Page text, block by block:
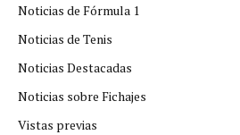
Noticias de Fórmula 1
Noticias de Tenis
Noticias Destacadas
Noticias sobre Fichajes
Vistas previas